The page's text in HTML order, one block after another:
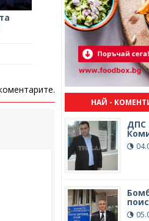
НАЙ -
ДПС